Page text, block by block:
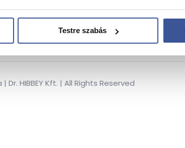
Testre szabás
HIBBEY Kft. | All Rights Reserved